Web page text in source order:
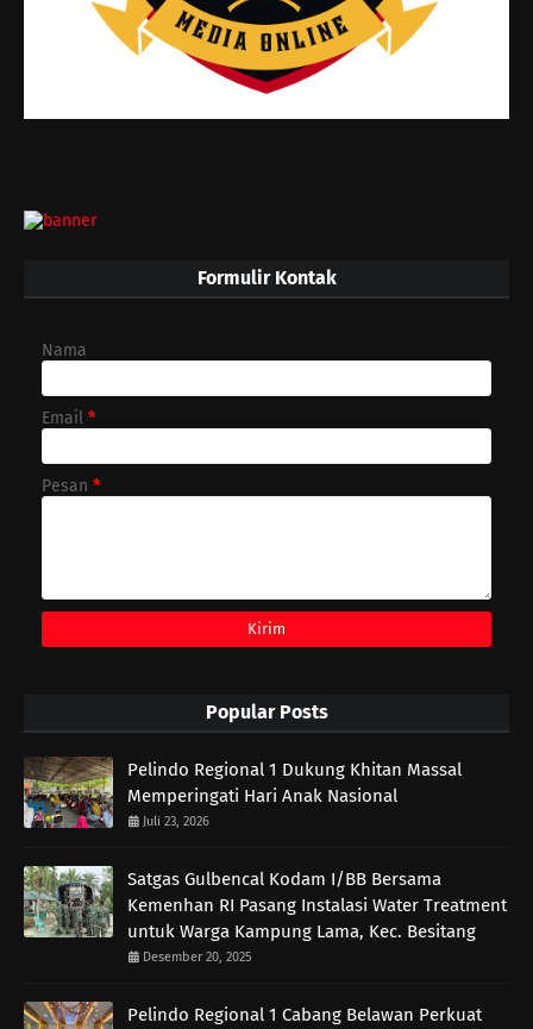
Formulir Kontak
Nama
Email *
Pesan *
Popular Posts
Pelindo Regional 1 Dukung Khitan Massal
Memperingati Hari Anak Nasional
Juli 23, 2026
Satgas Gulbencal Kodam I/BB Bersama
Kemenhan RI Pasang Instalasi Water Treatment
untuk Warga Kampung Lama, Kec. Besitang
Desember 20, 2025
Pelindo Regional 1 Cabang Belawan Perkuat